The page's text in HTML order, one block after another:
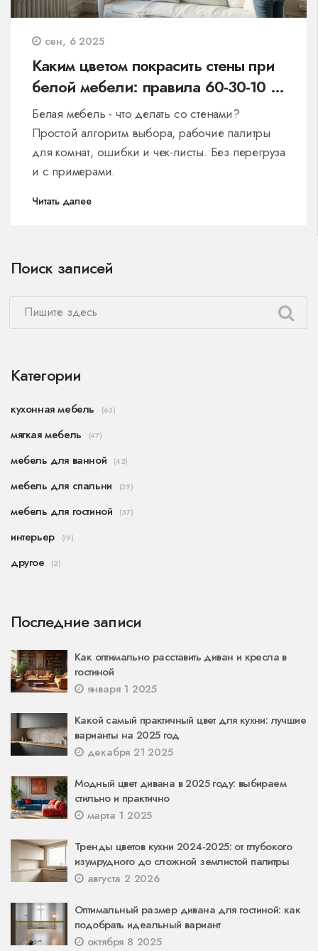
сен, 6 2025
Каким цветом покрасить стены при
белой мебели: правила 60-30-10 и
готовые палитры
Белая мебель - что делать со стенами?
Простой алгоритм выбора, рабочие палитры
для комнат, ошибки и чек-листы. Без перегруза
и с примерами.
Читать далее
Поиск записей
Категории
кухонная мебель (63)
мягкая мебель (47)
мебель для ванной (42)
мебель для спальни (39)
мебель для гостиной (37)
интерьер (19)
другое (2)
Последние записи
Как оптимально расставить диван и кресла в
гостиной
января 1 2025
Какой самый практичный цвет для кухни: лучшие
варианты на 2025 год
декабря 21 2025
Модный цвет дивана в 2025 году: выбираем
стильно и практично
марта 1 2025
Тренды цветов кухни 2024-2025: от глубокого
изумрудного до сложной землистой палитры
августа 2 2026
Оптимальный размер дивана для гостиной: как
подобрать идеальный вариант
октября 8 2025